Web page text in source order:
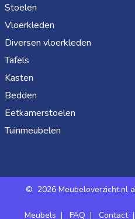
Stoelen
Vloerkleden
Diversen vloerkleden
Tafels
Kasten
Bedden
Eetkamerstoelen
Tuinmeubelen
© 2026 Meubeloverzicht.nl
Meubels | FAQ | Contact|